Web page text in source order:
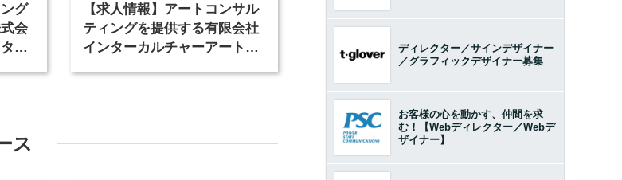
グ
会
ー
【求人情報】アートコンサル
ティングを提供する有限会社
インターカルチャーアート
ス
ディレクター／サインデザイナー
／グラフィックデザイナー募集
お客様の心を動かす、仲間を求
む！【Webディレクター／Webデ
ザイナー】